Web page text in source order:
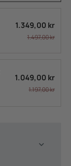
1.349,00 kr
1.497,00 kr
1.049,00 kr
1.197,00 kr